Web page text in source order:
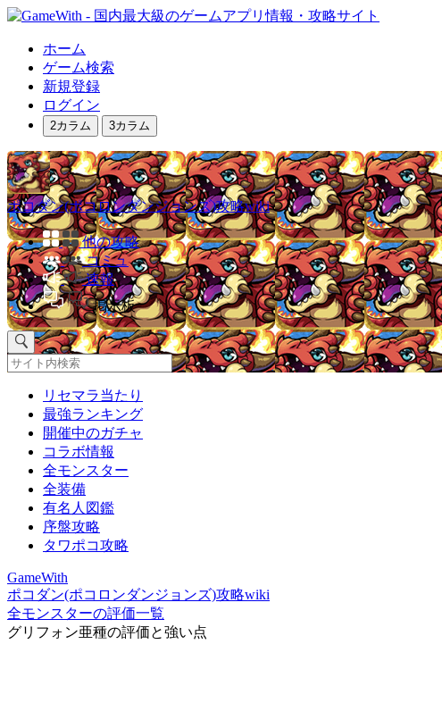
ホーム
ゲーム検索
新規登録
ログイン
2カラム 3カラム
ポコダン(ポコロンダンジョンズ)攻略wiki
他の攻略
コミュ
速報
掲示板
リセマラ当たり
最強ランキング
開催中のガチャ
コラボ情報
全モンスター
全装備
有名人図鑑
序盤攻略
タワポコ攻略
GameWith
ポコダン(ポコロンダンジョンズ)攻略wiki
全モンスターの評価一覧
グリフォン亜種の評価と強い点